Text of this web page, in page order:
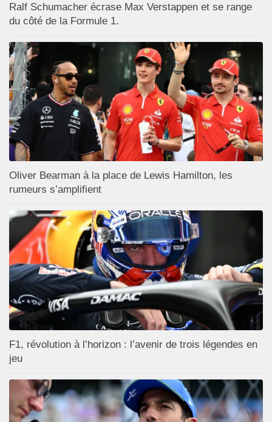
Ralf Schumacher écrase Max Verstappen et se range
du côté de la Formule 1.
Oliver Bearman à la place de Lewis Hamilton, les
rumeurs s’amplifient
F1, révolution à l’horizon : l’avenir de trois légendes en
jeu